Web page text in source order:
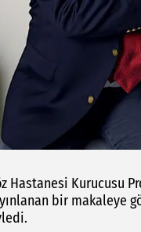
Hastanesi Kurucusu
bir makaleye